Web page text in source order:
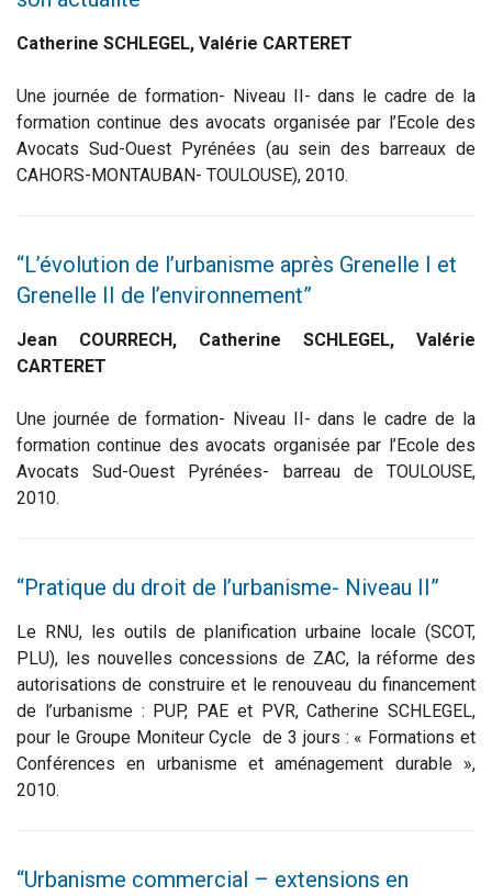
Catherine SCHLEGEL, Valérie CARTERET
Une journée de formation- Niveau II- dans le cadre de la
formation continue des avocats organisée par l’Ecole des
Avocats Sud-Ouest Pyrénées (au sein des barreaux de
CAHORS-MONTAUBAN- TOULOUSE), 2010.
“L’évolution de l’urbanisme après Grenelle I et
Grenelle II de l’environnement”
Jean COURRECH, Catherine SCHLEGEL, Valérie
CARTERET
Une journée de formation- Niveau II- dans le cadre de la
formation continue des avocats organisée par l’Ecole des
Avocats Sud-Ouest Pyrénées- barreau de TOULOUSE,
2010.
“Pratique du droit de l’urbanisme- Niveau II”
Le RNU, les outils de planification urbaine locale (SCOT,
PLU), les nouvelles concessions de ZAC, la réforme des
autorisations de construire et le renouveau du financement
de l’urbanisme : PUP, PAE et PVR, Catherine SCHLEGEL,
pour le Groupe Moniteur Cycle de 3 jours : « Formations et
Conférences en urbanisme et aménagement durable »,
2010.
“Urbanisme commercial – extensions en